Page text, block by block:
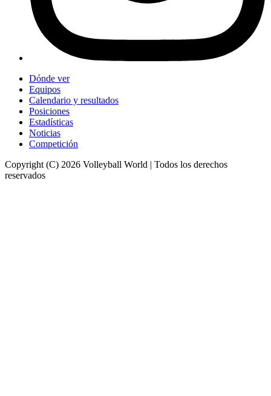
Dónde ver
Equipos
Calendario y resultados
Posiciones
Estadísticas
Noticias
Competición
Copyright (C) 2026 Volleyball World | Todos los derechos
reservados